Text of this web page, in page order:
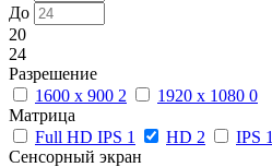
До
20
24
Разрешение
1600 x 900 2 1920 x 1080 0
Матрица
Full HD IPS 1 HD 2 IPS 1
Сенсорный экран